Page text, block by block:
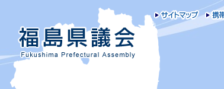
福島県議会
サイ